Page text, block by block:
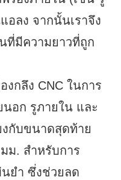
อลง จากนั้นเราจึง
ที่มีความยาวที่ถูก
งกลึง CNC ในการ
นอก รูภายใน และ
งกับขนาดสุดท้าย
ม. สำหรับการ
ยำ ซึ่งช่วยลด